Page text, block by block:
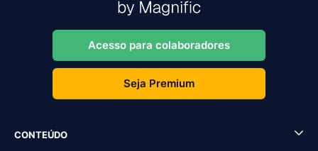
Acesso para colaboradores
Seja Premium
CONTEÚDO